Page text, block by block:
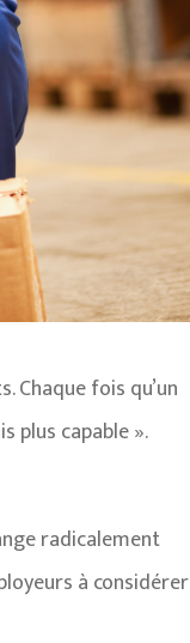
fois qu’un
plus capable ».
radicalement
à considérer